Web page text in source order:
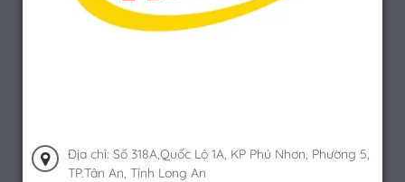
Địa chỉ: Số 318A,Quốc Lộ 1A, KP Phú Nhơn, Phường 5,
TP.Tân An, Tỉnh Long An